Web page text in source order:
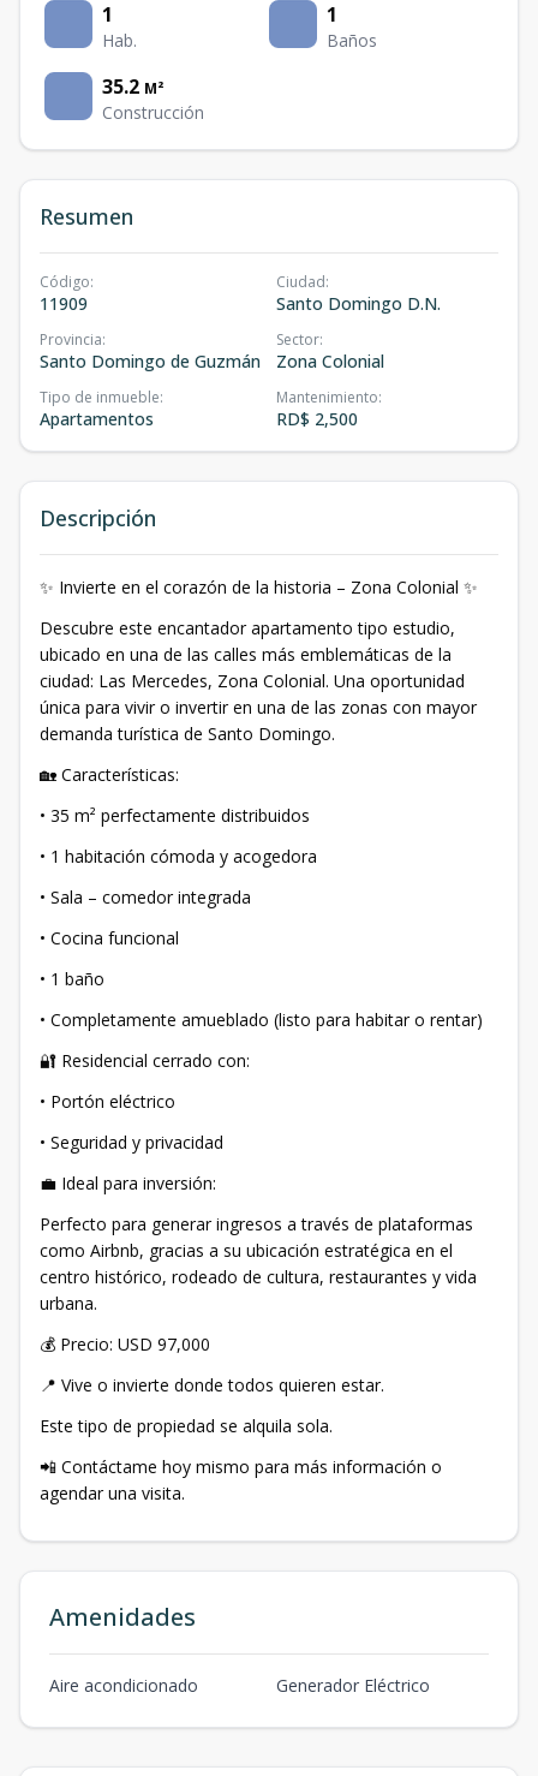
1
Hab.
1
Baños
35.2 M²
Construcción
Resumen
Código:
11909
Ciudad:
Santo Domingo D.N.
Provincia:
Santo Domingo de Guzmán
Sector:
Zona Colonial
Tipo de inmueble:
Apartamentos
Mantenimiento:
RD$ 2,500
Descripción
✨ Invierte en el corazón de la historia – Zona Colonial ✨
Descubre este encantador apartamento tipo estudio,
ubicado en una de las calles más emblemáticas de la
ciudad: Las Mercedes, Zona Colonial. Una oportunidad
única para vivir o invertir en una de las zonas con mayor
demanda turística de Santo Domingo.
🏡 Características:
• 35 m² perfectamente distribuidos
• 1 habitación cómoda y acogedora
• Sala – comedor integrada
• Cocina funcional
• 1 baño
• Completamente amueblado (listo para habitar o rentar)
🔐 Residencial cerrado con:
• Portón eléctrico
• Seguridad y privacidad
💼 Ideal para inversión:
Perfecto para generar ingresos a través de plataformas
como Airbnb, gracias a su ubicación estratégica en el
centro histórico, rodeado de cultura, restaurantes y vida
urbana.
💰 Precio: USD 97,000
📍 Vive o invierte donde todos quieren estar.
Este tipo de propiedad se alquila sola.
📲 Contáctame hoy mismo para más información o
agendar una visita.
Amenidades
Aire acondicionado Generador Eléctrico